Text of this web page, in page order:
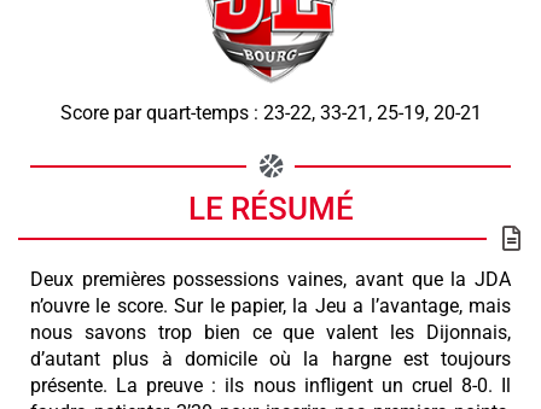
Score par quart-temps : 23-22, 33-21, 25-19, 20-21
LE RÉSUMÉ
Deux premières possessions vaines, avant que la JDA
n’ouvre le score. Sur le papier, la Jeu a l’avantage, mais
nous savons trop bien ce que valent les Dijonnais,
d’autant plus à domicile où la hargne est toujours
présente. La preuve : ils nous infligent un cruel 8-0. Il